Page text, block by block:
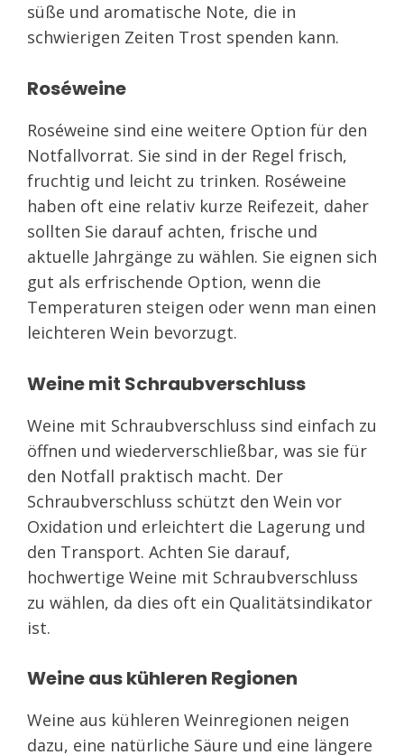
süße und aromatische Note, die in
schwierigen Zeiten Trost spenden kann.
Roséweine
Roséweine sind eine weitere Option für den
Notfallvorrat. Sie sind in der Regel frisch,
fruchtig und leicht zu trinken. Roséweine
haben oft eine relativ kurze Reifezeit, daher
sollten Sie darauf achten, frische und
aktuelle Jahrgänge zu wählen. Sie eignen sich
gut als erfrischende Option, wenn die
Temperaturen steigen oder wenn man einen
leichteren Wein bevorzugt.
Weine mit Schraubverschluss
Weine mit Schraubverschluss sind einfach zu
öffnen und wiederverschließbar, was sie für
den Notfall praktisch macht. Der
Schraubverschluss schützt den Wein vor
Oxidation und erleichtert die Lagerung und
den Transport. Achten Sie darauf,
hochwertige Weine mit Schraubverschluss
zu wählen, da dies oft ein Qualitätsindikator
ist.
Weine aus kühleren Regionen
Weine aus kühleren Weinregionen neigen
dazu, eine natürliche Säure und eine längere